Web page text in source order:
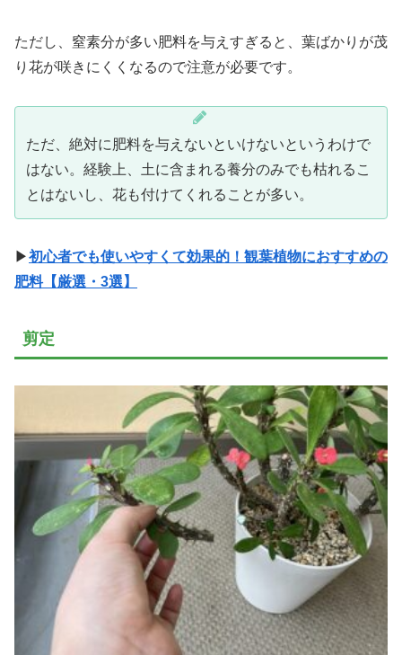
ただし、窒素分が多い肥料を与えすぎると、葉ばかりが茂
り花が咲きにくくなるので注意が必要です。
ただ、絶対に肥料を与えないといけないというわけで
はない。経験上、土に含まれる養分のみでも枯れるこ
とはないし、花も付けてくれることが多い。
▶初心者でも使いやすくて効果的！観葉植物におすすめの
肥料【厳選・3選】
剪定